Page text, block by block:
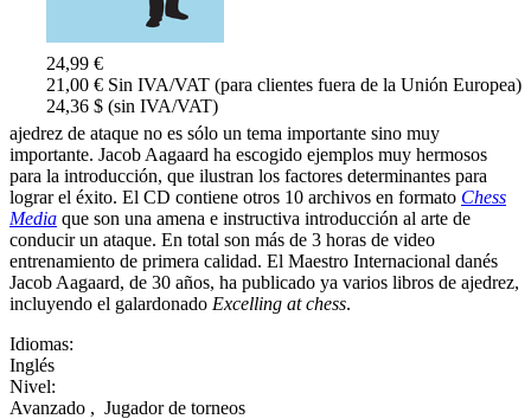
24,99 €
21,00 € Sin IVA/VAT (para clientes fuera de la Unión Europea)
24,36 $ (sin IVA/VAT)
ajedrez de ataque no es sólo un tema importante sino muy
importante. Jacob Aagaard ha escogido ejemplos muy hermosos
para la introducción, que ilustran los factores determinantes para
lograr el éxito. El CD contiene otros 10 archivos en formato Chess
Media que son una amena e instructiva introducción al arte de
conducir un ataque. En total son más de 3 horas de video
entrenamiento de primera calidad. El Maestro Internacional danés
Jacob Aagaard, de 30 años, ha publicado ya varios libros de ajedrez,
incluyendo el galardonado Excelling at chess.
Idiomas:
Inglés
Nivel:
Avanzado , Jugador de torneos